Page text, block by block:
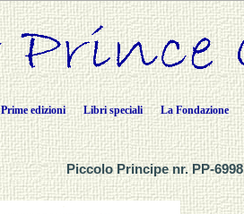
Prime edizioni Libri speciali La Fondazione
Piccolo Principe nr. PP-